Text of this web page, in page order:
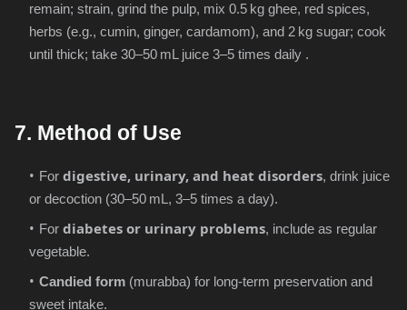
remain; strain, grind the pulp, mix 0.5 kg ghee, red spices,
herbs (e.g., cumin, ginger, cardamom), and 2 kg sugar; cook
until thick; take 30–50 mL juice 3–5 times daily .
7. Method of Use
For digestive, urinary, and heat disorders, drink juice
or decoction (30–50 mL, 3–5 times a day).
For diabetes or urinary problems, include as regular
vegetable.
Candied form (murabba) for long-term preservation and
sweet intake.